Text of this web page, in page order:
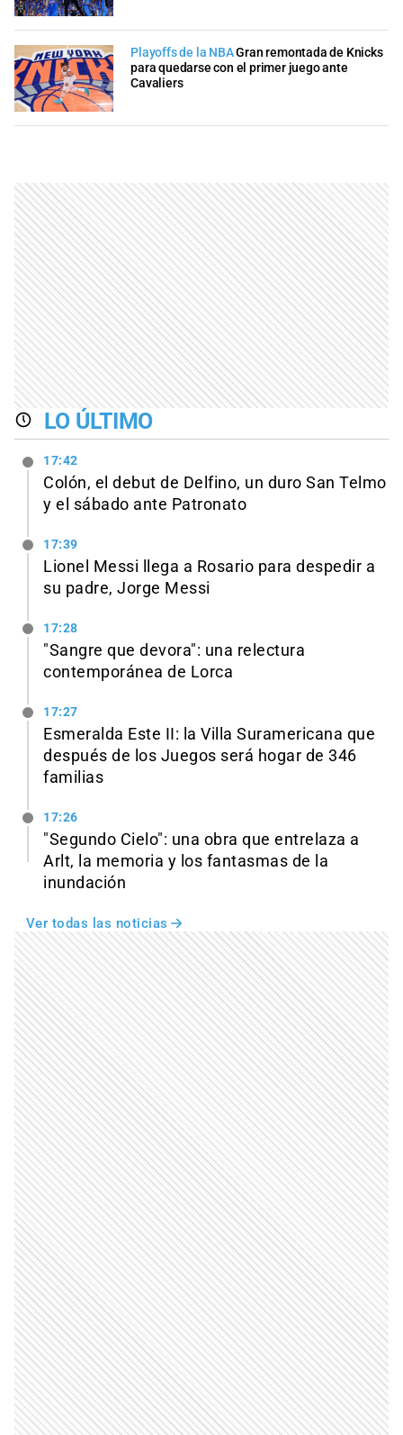
Playoffs de la NBAGran remontada de Knicks
para quedarse con el primer juego ante
Cavaliers
LO ÚLTIMO
17:42
Colón, el debut de Delfino, un duro San Telmo
y el sábado ante Patronato
17:39
Lionel Messi llega a Rosario para despedir a
su padre, Jorge Messi
17:28
"Sangre que devora": una relectura
contemporánea de Lorca
17:27
Esmeralda Este II: la Villa Suramericana que
después de los Juegos será hogar de 346
familias
17:26
"Segundo Cielo": una obra que entrelaza a
Arlt, la memoria y los fantasmas de la
inundación
Ver todas las noticias